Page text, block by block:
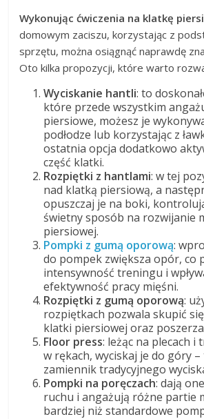
Wykonując ćwiczenia na klatkę
domowym zaciszu, korzystając z
sprzętu, można osiągnąć naprawdę
Oto kilka propozycji, które warto
Wyciskanie hantli: to
które przede wszystkim
piersiowe, możesz je
podłodze lub korzystając z
ostatnia opcja dodatkowo
część klatki.
Rozpiętki z hantlami: w tej
nad klatką piersiową, a
opuszczaj je na boki,
świetny sposób na rozwijanie
piersiowej.
Pompki z gumą oporową:
do pompek zwiększa opór, co
intensywność treningu i
efektywność pracy mięśni.
Rozpiętki z gumą oporową:
rozpiętkach pozwala skupić
klatki piersiowej oraz
Floor press: leżąc na plecach i
w rękach, wyciskaj je do góry
zamiennik tradycyjnego
Pompki na poręczach: dają
ruchu i angażują różne partie
bardziej niż standardowe